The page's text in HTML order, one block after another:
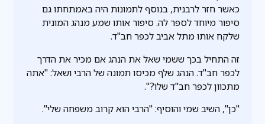
כאשר חזר לרבנית, בנוסף לתמונות היה באמתחתו גם
סיפור מיוחד לספר לה. סיפור אותו שמע מנהג המונית
שלקח אותו מתל אביב לכפר חב"ד.
זה התחיל בכך ששמי שאל את הנהג אם מכיר את הדרך
לכפר חב"ד. הנהג שלף מכיסו תמונה של הרבי ושאל: "אתה
מתכוון לכפר חב"ד שלו?".
"כן", השיב שמי והוסיף: "הרבי הוא קרוב משפחה שלי".